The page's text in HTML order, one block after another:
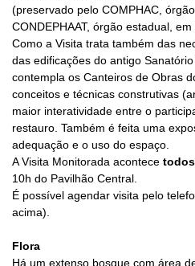
(preservado pelo COMPHAC,
CONDEPHAAT, órgão estadual, em
Como a Visita trata também das
das edificações do antigo
contempla os Canteiros de Obras
conceitos e técnicas construtivas
maior interatividade entre o
restauro. Também é feita uma
adequação e o uso do espaço.
A Visita Monitorada acontece
10h do Pavilhão Central.
É possível agendar visita pelo
acima).
Flora
Há um extenso bosque com área